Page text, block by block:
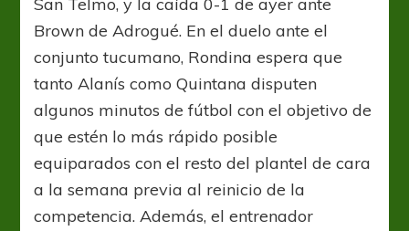
San Telmo, y la caída 0-1 de ayer ante
Brown de Adrogué. En el duelo ante el
conjunto tucumano, Rondina espera que
tanto Alanís como Quintana disputen
algunos minutos de fútbol con el objetivo de
que estén lo más rápido posible
equiparados con el resto del plantel de cara
a la semana previa al reinicio de la
competencia. Además, el entrenador